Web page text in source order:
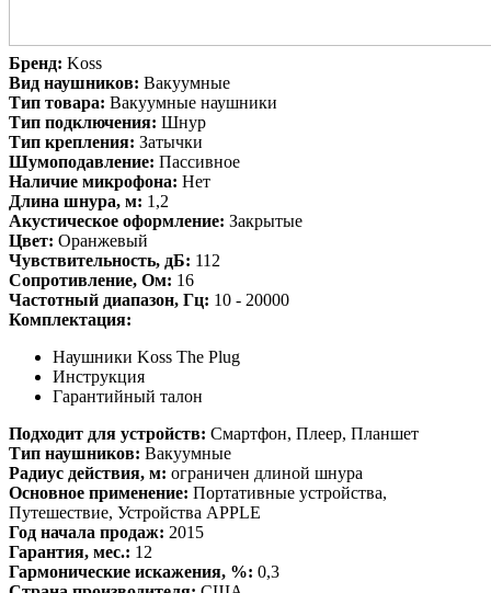
Бренд: Koss
Вид наушников: Вакуумные
Тип товара: Вакуумные наушники
Тип подключения: Шнур
Тип крепления: Затычки
Шумоподавление: Пассивное
Наличие микрофона: Нет
Длина шнура, м: 1,2
Акустическое оформление: Закрытые
Цвет: Оранжевый
Чувствительность, дБ: 112
Сопротивление, Ом: 16
Частотный диапазон, Гц: 10 - 20000
Комплектация:
Наушники Koss The Plug
Инструкция
Гарантийный талон
Подходит для устройств: Смартфон, Плеер, Планшет
Тип наушников: Вакуумные
Радиус действия, м: ограничен длиной шнура
Основное применение: Портативные устройства,
Путешествие, Устройства APPLE
Год начала продаж: 2015
Гарантия, мес.: 12
Гармонические искажения, %: 0,3